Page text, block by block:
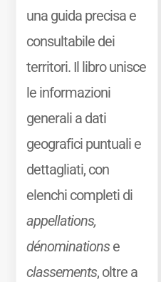
una guida precisa e
consultabile dei
territori. Il libro unisce
le informazioni
generali a dati
geografici puntuali e
dettagliati, con
elenchi completi di
appellations,
dénominationse
classements, oltre a